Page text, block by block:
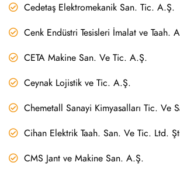
Cedetaş Elektromekanik San. Tic. A.Ş.
Cenk Endüstri Tesisleri İmalat ve Taah.
CETA Makine San. Ve Tic. A.Ş.
Ceynak Lojistik ve Tic. A.Ş.
Chemetall Sanayi Kimyasalları Tic. Ve
Cihan Elektrik Taah. San. Ve Tic. Ltd.
CMS Jant ve Makine San. A.Ş.